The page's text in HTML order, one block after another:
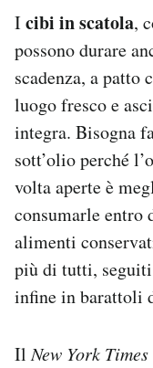
Icibi in scatola,
possono durare
scadenza, a patto
luogo fresco e
integra. Bisogna
sott’olio perché
volta aperte è
consumarle entro
alimenti
più di tutti,
infine in barattoli
IlNew York Times